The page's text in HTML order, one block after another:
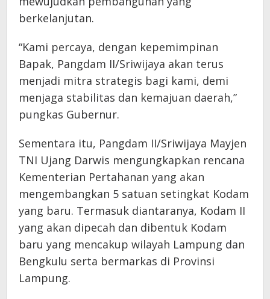
berkelanjutan.
“Kami percaya, dengan kepemimpinan
Bapak, Pangdam II/Sriwijaya akan terus
menjadi mitra strategis bagi kami, demi
menjaga stabilitas dan kemajuan daerah,”
pungkas Gubernur.
Sementara itu, Pangdam II/Sriwijaya Mayjen
TNI Ujang Darwis mengungkapkan rencana
Kementerian Pertahanan yang akan
mengembangkan 5 satuan setingkat Kodam
yang baru. Termasuk diantaranya, Kodam II
yang akan dipecah dan dibentuk Kodam
baru yang mencakup wilayah Lampung dan
Bengkulu serta bermarkas di Provinsi
Lampung.